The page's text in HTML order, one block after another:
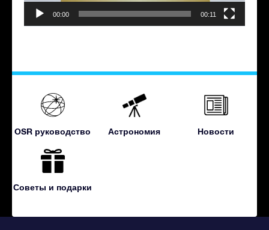
00:00 00:11
OSR руководство Астрономия Новости
Советы и подарки